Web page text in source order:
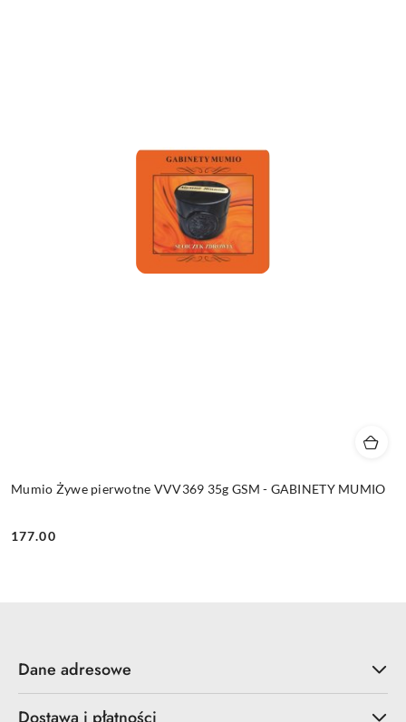
Mumio Żywe pierwotne VVV369 35g GSM - GABINETY MUMIO
Cena:
177.00
Dane adresowe